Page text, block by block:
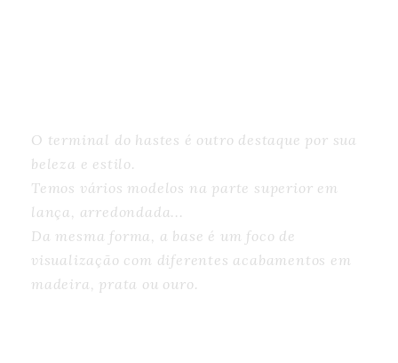
O terminal do hastes é outro destaque por sua
beleza e estilo.
Temos vários modelos na parte superior em
lança, arredondada...
Da mesma forma, a base é um foco de
visualização com diferentes acabamentos em
madeira, prata ou ouro.